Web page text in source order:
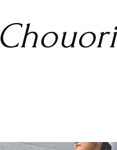
Chouori